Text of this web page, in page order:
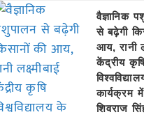
वैज्ञानिक
से बढ़ेगी
आय, रानी
केंद्रीय
कार्यक्रम
शिवराज